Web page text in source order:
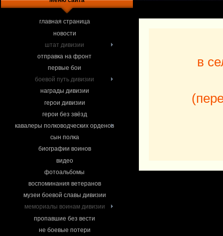
главная страница
новости
штат дивизии
отправка на фронт
первые бои
боевой путь дивизии
награды дивизии
герои дивизии
герои без звёзд
кавалеры полководческих орденов
сын полка
биографии воинов
видео
фотоальбомы
воспоминания ветеранов
музеи боевой славы дивизии
мемориалы воинам дивизии
пропавшие без вести
не боевые потери
в